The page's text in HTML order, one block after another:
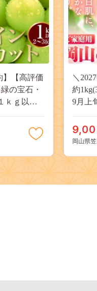
】【高評価
の宝石・
ｋｇ以上
カット ぶ
し 先行予
＼
約
9月上
果物
送料
岡山県